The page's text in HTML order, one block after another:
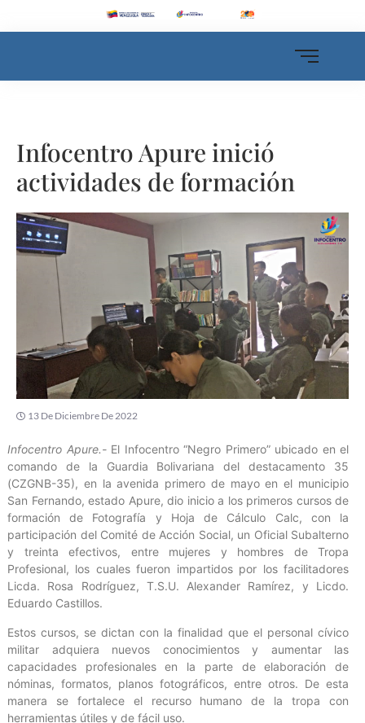
Infocentro Apure inició
actividades de formación
13 De Diciembre De 2022
Infocentro Apure.-El Infocentro “Negro Primero” ubicado en el
comando de la Guardia Bolivariana del destacamento 35
(CZGNB-35), en la avenida primero de mayo en el municipio
San Fernando, estado Apure, dio inicio a los primeros cursos de
formación de Fotografía y Hoja de Cálculo Calc, con la
participación del Comité de Acción Social, un Oficial Subalterno
y treinta efectivos, entre mujeres y hombres de Tropa
Profesional, los cuales fueron impartidos por los facilitadores
Licda. Rosa Rodríguez, T.S.U. Alexander Ramírez, y Licdo.
Eduardo Castillos.
Estos cursos, se dictan con la finalidad que el personal cívico
militar adquiera nuevos conocimientos y aumentar las
capacidades profesionales en la parte de elaboración de
nóminas, formatos, planos fotográficos, entre otros. De esta
manera se fortalece el recurso humano de la tropa con
herramientas útiles y de fácil uso.